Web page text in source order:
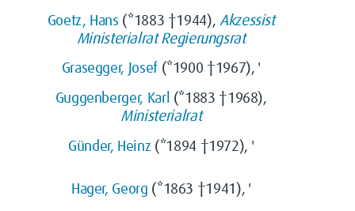
Goetz, Hans (*1883 †1944), Akzessist
Ministerialrat Regierungsrat
Grasegger, Josef(*1900 †1967), '
Guggenberger, Karl (*1883 †1968),
Ministerialrat
Günder, Heinz(*1894 †1972), '
Hager, Georg (*1863 †1941), '